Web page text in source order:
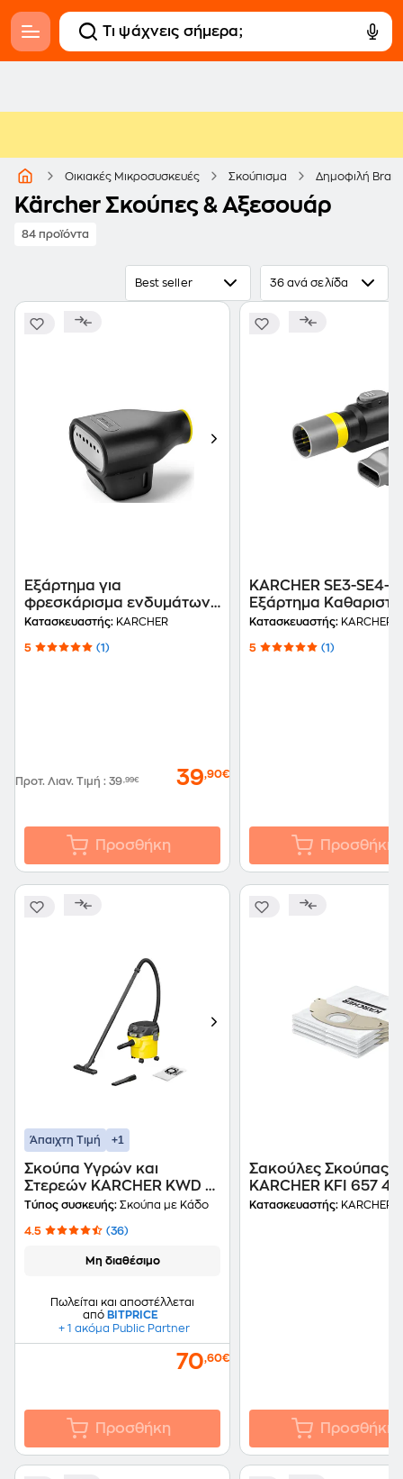
Οικιακές Μικροσυσκευές Σκούπισμα Δημοφιλή
Kärcher Σκούπες & Αξεσουάρ
84 προϊόντα
Best seller 36 ανά σελίδα
Εξάρτημα για
φρεσκάρισμα ενδυμάτων
KARCHER Garment
Κατασκευαστής: KARCHER
5 (1)
Προτ. Λιαν. Τιμή : 39,99€ 39,90€
Προσθήκη
KARCHER SE3-SE4-5
Εξάρτημα
Υποδημάτων
Κατασκευαστής: KARCHER
5 (1)
Προσθήκη
Άπαιχτη Τιμή +1
Σκούπα Υγρών και
Στερεών KARCHER KWD 1
W V-12/2/18 1000 W με
Τύπος συσκευής: Σκούπα με Κάδο
4.5 (36)
Μη διαθέσιμο
Πωλείται και αποστέλλεται
από BITPRICE
+ 1 ακόμα Public Partner
70,60€
Προσθήκη
Σακούλες Σκούπας
KARCHER KFI 657
Κατασκευαστής: KARCHER
Προσθήκη